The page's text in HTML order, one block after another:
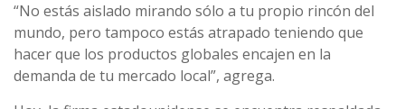
“No estás aislado mirando sólo a tu propio rincón del
mundo, pero tampoco estás atrapado teniendo que
hacer que los productos globales encajen en la
demanda de tu mercado local”, agrega.